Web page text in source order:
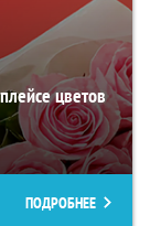
цветов
ПОДРОБНЕЕ